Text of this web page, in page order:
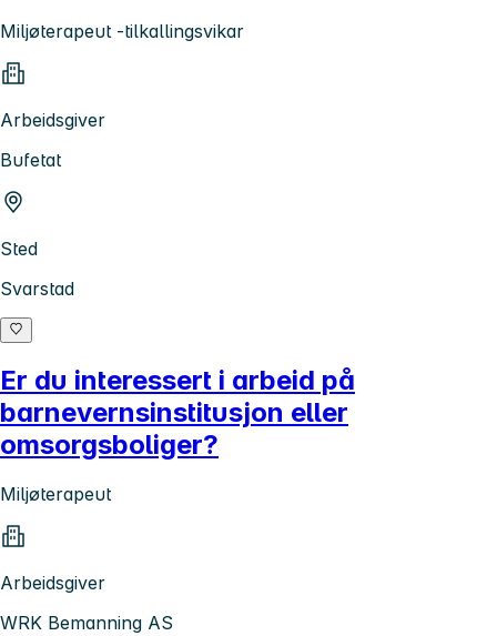
Miljøterapeut -tilkallingsvikar
Arbeidsgiver
Bufetat
Sted
Svarstad
Er du interessert i arbeid på
barnevernsinstitusjon eller
omsorgsboliger?
Miljøterapeut
Arbeidsgiver
WRK Bemanning AS